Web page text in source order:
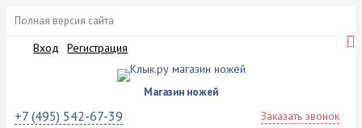
Полная версия сайта
Вход Регистрация
Магазин ножей
+7 (495) 542-67-39 Заказать звонок